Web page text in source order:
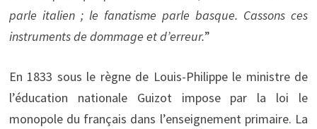
parle italien ; le fanatisme parle basque. Cassons ces
instruments de dommage et d’erreur.”
En 1833 sous le règne de Louis-Philippe le ministre de
l’éducation nationale Guizot impose par la loi le
monopole du français dans l’enseignement primaire. La